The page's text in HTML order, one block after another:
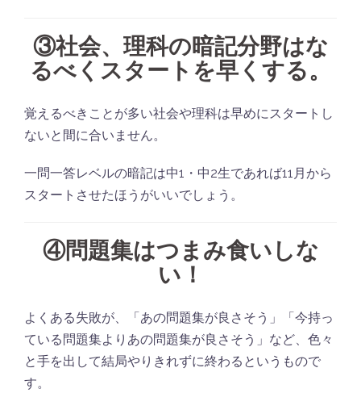
③社会、理科の暗記分野はな
るべくスタートを早くする。
覚えるべきことが多い社会や理科は早めにスタートし
ないと間に合いません。
一問一答レベルの暗記は中1・中2生であれば11月から
スタートさせたほうがいいでしょう。
④問題集はつまみ食いしな
い！
よくある失敗が、「あの問題集が良さそう」「今持っ
ている問題集よりあの問題集が良さそう」など、色々
と手を出して結局やりきれずに終わるというもので
す。